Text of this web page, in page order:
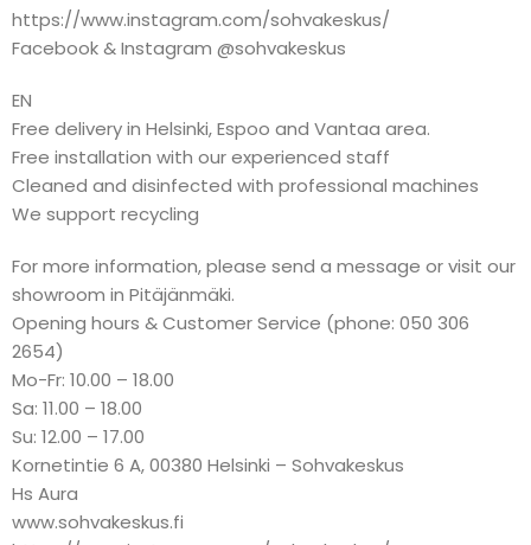
https://www.instagram.com/sohvakeskus/
Facebook & Instagram @sohvakeskus
EN
Free delivery in Helsinki, Espoo and Vantaa area.
Free installation with our experienced staff
Cleaned and disinfected with professional machines
We support recycling
For more information, please send a message or visit our
showroom in Pitäjänmäki.
Opening hours & Customer Service (phone: 050 306
2654)
Mo-Fr: 10.00 – 18.00
Sa: 11.00 – 18.00
Su: 12.00 – 17.00
Kornetintie 6 A, 00380 Helsinki – Sohvakeskus
Hs Aura
www.sohvakeskus.fi